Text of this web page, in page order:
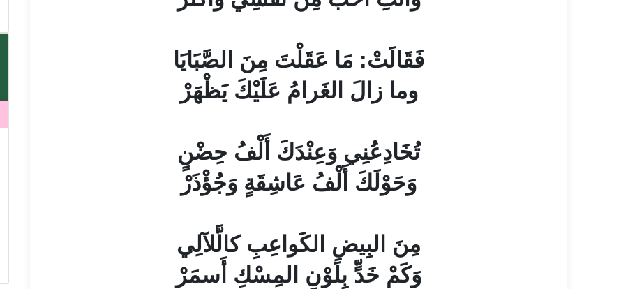
فَقَالَتْ: مَا عَقَلْتَ مِنَ الصَّبَايَا
وما زالَ الغَرامُ عَلَيْكَ يَظْهَرْ
تُخَادِعُنِي وَعِنْدَكَ أَلْفُ حِضْنٍ
وَحَوْلَكَ أَلْفُ عَاشِقَةٍ وَجُؤْذَرْ
مِنَ البِيضِ الكَواعِبِ كالَّلآلِي
وَكَمْ خَدٍّ بِلَوْنِ المِسْكِ أَسمَرْ